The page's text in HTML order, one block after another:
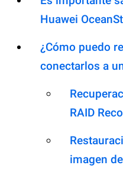
Huawei
¿Cómo puedo
conectarlos a
RAID
imagen